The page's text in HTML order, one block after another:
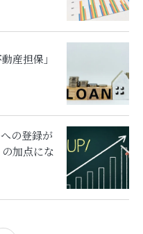
産担保」
の登録が
加点にな